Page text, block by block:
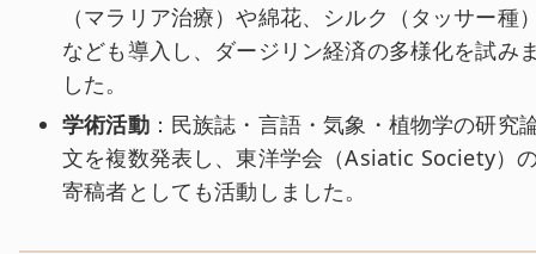
（マラリア治療）や綿花、シルク（タッサー種
なども導入し、ダージリン経済の多様化を試み
した。
学術活動：民族誌・言語・気象・植物学の研究
文を複数発表し、東洋学会（Asiatic Society）
寄稿者としても活動しました。